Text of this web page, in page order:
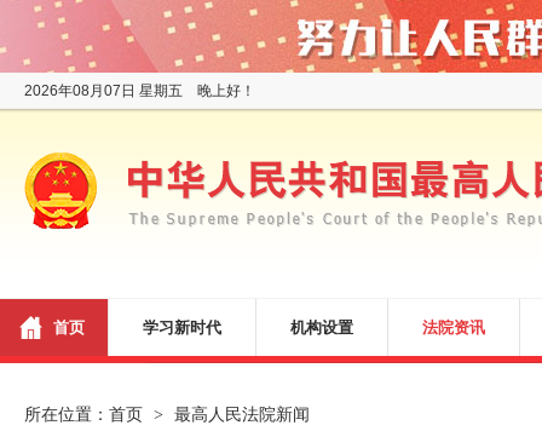
2026年08月07日 星期五 晚上好！
首页 学习新时代 机构设置 法院资讯
所在位置： 首页 > 最高人民法院新闻